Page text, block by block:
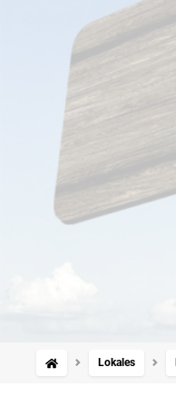
Lokales